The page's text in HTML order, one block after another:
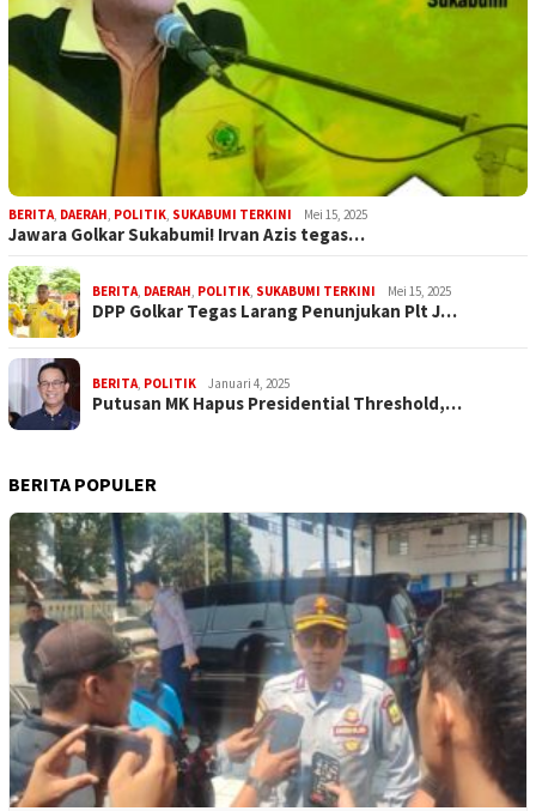
BERITA, DAERAH, POLITIK, SUKABUMI TERKINI Mei 15, 2025
Jawara Golkar Sukabumi! Irvan Azis tegas…
BERITA, DAERAH, POLITIK, SUKABUMI TERKINI Mei 15, 2025
DPP Golkar Tegas Larang Penunjukan Plt J…
BERITA, POLITIK Januari 4, 2025
Putusan MK Hapus Presidential Threshold,…
BERITA POPULER